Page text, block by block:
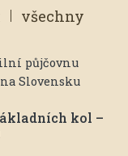
všechny
kol –